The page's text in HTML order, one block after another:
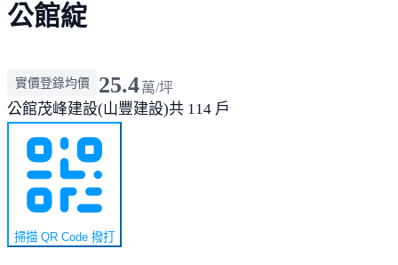
公館綻
實價登錄均價 25.4萬/坪
公館茂峰建設(山豐建設)共 114 戶
掃描 QR Code 撥打